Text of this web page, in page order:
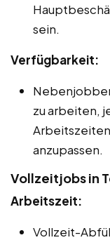
sein.
Verfügbarkeit:
zu arbeiten,
anzupassen.
Vollzeitjobs in
Arbeitszeit:
Vollzeit-